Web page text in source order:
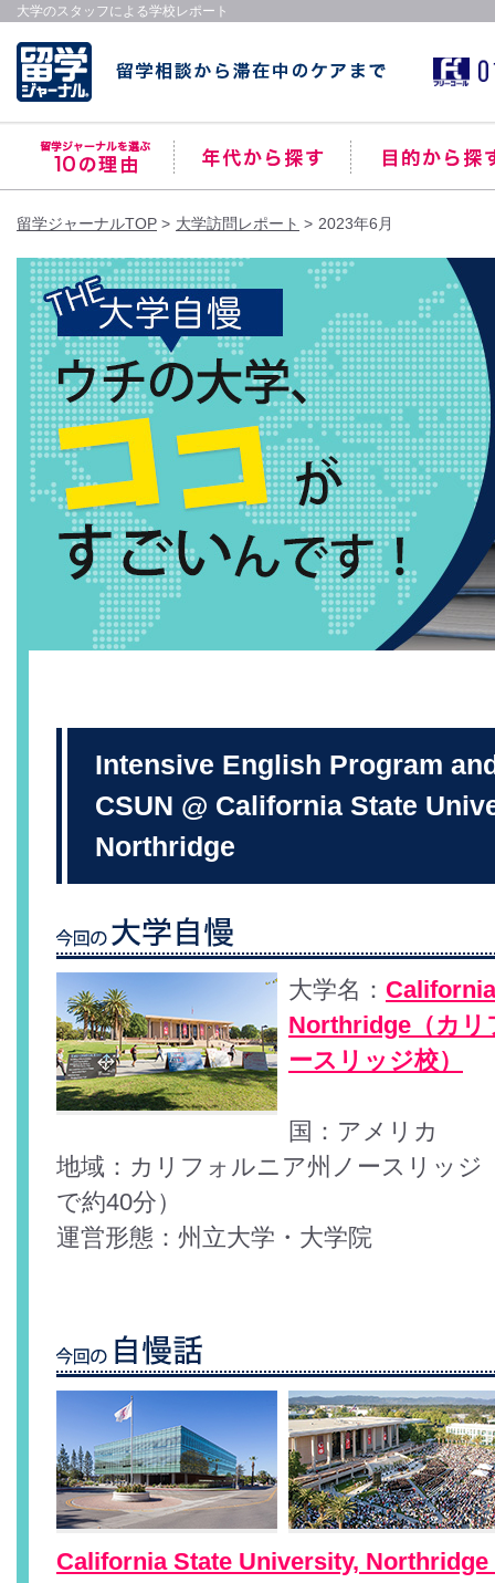
大学のスタッフによる学校レポート
留学ジャーナルTOP 大学訪問レポート 2023年6月
Intensive English Program
CSUN @ California State
Northridge
大学名：
Northridge（カリ
ースリッジ校）
国：アメリカ
地域：カリフォルニア州ノースリッジ
で約40分）
運営形態：州立大学・大学院
California State University, Northridge